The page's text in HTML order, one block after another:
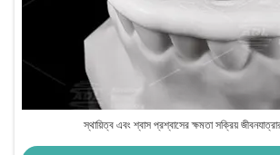
স্থায়িত্ব এবং শ্বাস প্রশ্বাসের ক্ষমতা সক্রিয়